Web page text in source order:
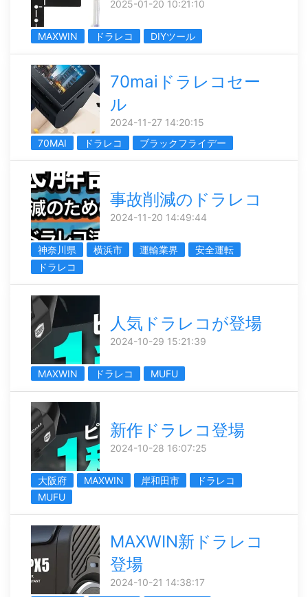
2025-01-20 10:21:10
MAXWIN ドラレコ DIYツール
70maiドラレコセー
ル
2024-11-27 14:20:15
70MAI
ドラレコ ブラックフライデー
事故削減のドラレコ
2024-11-20 14:49:44
神奈川県 横浜市 運輸業界
安全運転
ドラレコ
人気ドラレコが登場
2024-10-29 15:21:39
MAXWIN ドラレコ MUFU
新作ドラレコ登場
2024-10-28 16:07:25
大阪府 MAXWIN 岸和田市
ドラレコ
MUFU
MAXWIN新ドラレコ
登場
2024-10-21 14:38:17